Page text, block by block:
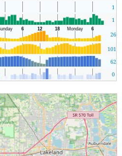
1
1
26
1018
62
0